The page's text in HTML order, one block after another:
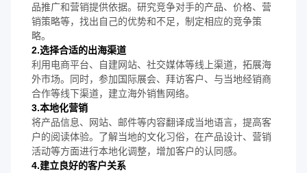
品推广和营销提供依据。研究竞争对手的产品、价格、营
销策略等，找出自己的优势和不足，制定相应的竞争策
略。
2.选择合适的出海渠道
利用电商平台、自建网站、社交媒体等线上渠道，拓展海
外市场。同时，参加国际展会、拜访客户、与当地经销商
合作等线下渠道，建立海外销售网络。
3.本地化营销
将产品信息、网站、邮件等内容翻译成当地语言，提高客
户的阅读体验。了解当地的文化习俗，在产品设计、营销
活动等方面进行本地化调整，增加客户的认同感。
4.建立良好的客户关系